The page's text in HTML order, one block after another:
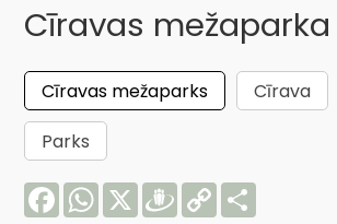
Cīravas
Cīravas mežaparks Cīrava
Parks
FacebookWhatsApp
X Draugiem
Copy
Link